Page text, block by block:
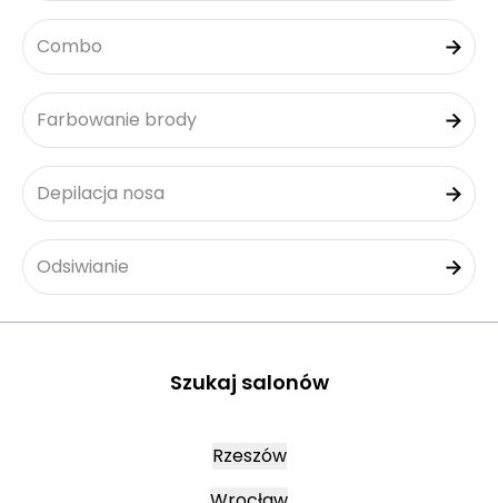
Combo
Farbowanie brody
Depilacja nosa
Odsiwianie
Szukaj salonów
Rzeszów